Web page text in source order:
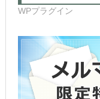
開
き
WPプラグイン